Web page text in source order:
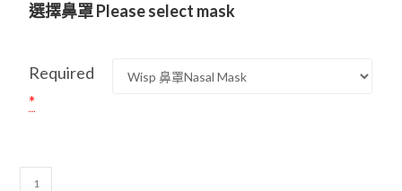
選擇鼻罩 Please select mask
Required
*
AirCurve